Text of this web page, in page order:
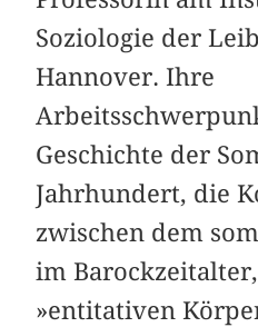
Soziologie der
Hannover. Ihre
Geschichte der
Jahrhundert, die
zwischen dem
im
»entitativen